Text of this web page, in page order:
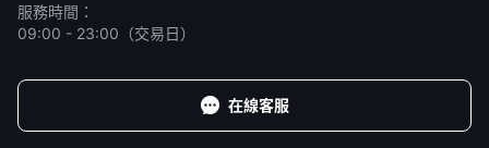
服務時間：
09:00 - 23:00（交易日）
在線客服